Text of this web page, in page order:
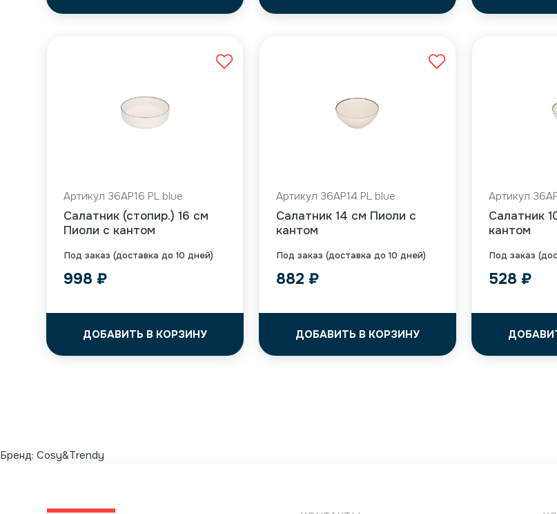
Под заказ (доставка до 10 дней)
Артикул 36AP16 PL blue
Салатник (стопир.) 16 см
Пиоли с кантом
998 ₽
ДОБАВИТЬ В КОРЗИНУ
Под заказ (доставка до 10 дней)
Артикул 36AP14 PL blue
Салатник 14 см Пиоли с
кантом
882 ₽
ДОБАВИТЬ В КОРЗИНУ
Под заказ
Артикул
Салатник
кантом
528 ₽
Бренд: Cosy&Trendy